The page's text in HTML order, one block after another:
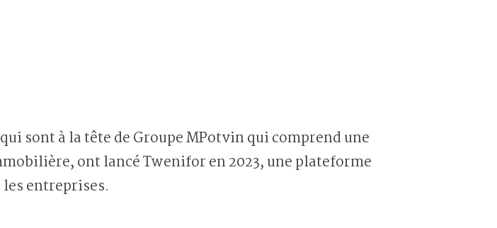
sont à la tête de Groupe MPotvin qui comprend une
ont lancé Twenifor en 2023, une plateforme
entreprises.